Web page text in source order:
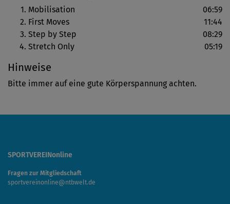
Betriebstemperatur und macht buchstäblich locker.
Dann geht's mit großen Schritten Richtung Choreo - "Step
by Step" erklärt. Fett sind bei diesem mitreißenden
Cardio-Training höchstens die Beats!
In Level 1 werden viele Grundschritte ausführlich gezeigt
und wiederholt. Toll für Einsteiger mit einem guten
Fitness-Level, aber noch nicht allzu viel Tanz-Erfahrung.
Keine Panik, wenn's zunächst mit der Koordination von
sitzen, können die Arme dazugenommen werden.
Ein abschließendes Stretching rundet das temporeiche
Mobilisation
06:59
First Moves
11:44
Step by Step
08:29
Stretch Only
05:19
Hinweise
Bitte immer auf eine gute Körperspannung achten.
SPORTVEREINonline
Fragen zur Mitgliedschaft
sportvereinonline@ntbwelt.de